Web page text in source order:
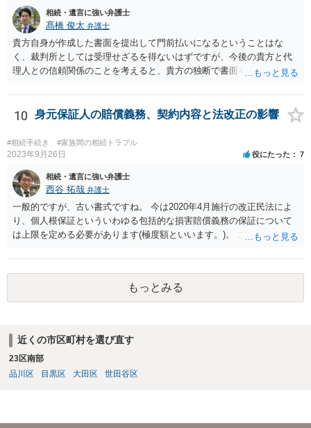
相続・遺言に強い弁護士
髙橋 俊太 弁護士
貴方自身が作成した書面を提出して門前払いになるということはな
く、裁判所としては受理せざるを得ないはずですが、今後の貴方と代
理人との信頼関係のことを考えると、貴方の独断で書面を提出したり
士が主張書面の提出を渋っているようですが、弁護士として提出の実
益がないと考えている可能性もあると思いますので、そのあたりも含
います。単に面倒臭いということで書面提出をしないということであ
れば、当該弁護士との委任関係を修了した上で、貴方のほうで書面提
出することを検討なさった方がよいでしょう。
10 身元保証人の賠償義務、契約内容と法改正の影響
#相続手続き #家族間の相続トラブル
2023年9月26日 役にたった 7
相続・遺言に強い弁護士
西谷 拓哉 弁護士
一般的ですが、古い書式ですね。 今は2020年4月施行の改正民法によ
り、個人根保証といういわゆる包括的な損害賠償義務の保証について
は上限を定める必要があります(極度額といいます。)。 この書式にサ
り、会社側は請求できない可能性が高そうです。
もっとみる
近くの市区町村を選び直す
23区南部
品川区
目黒区 大田区 世田谷区